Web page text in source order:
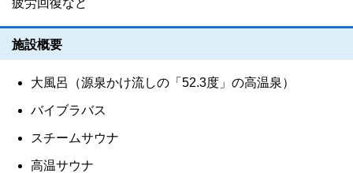
施設概要
大風呂（源泉かけ流しの「52.3度」の高温泉）
バイブラバス
スチームサウナ
高温サウナ